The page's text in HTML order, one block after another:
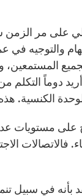
على مر الزمن
والتوجيه
دوماً التكلم
مستويات
بأنه في سبيل